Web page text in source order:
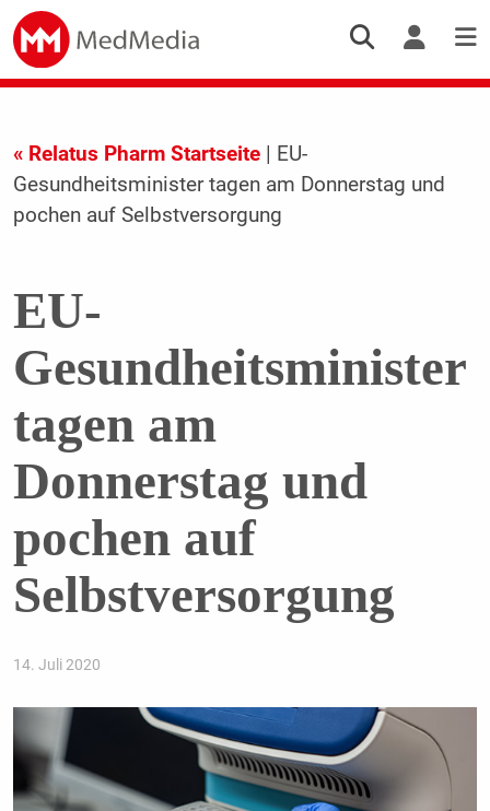
« Relatus Pharm Startseite| EU-
Gesundheitsminister tagen am Donnerstag und
pochen auf Selbstversorgung
EU-
Gesundheitsminister
tagen am
Donnerstag und
pochen auf
Selbstversorgung
14. Juli 2020